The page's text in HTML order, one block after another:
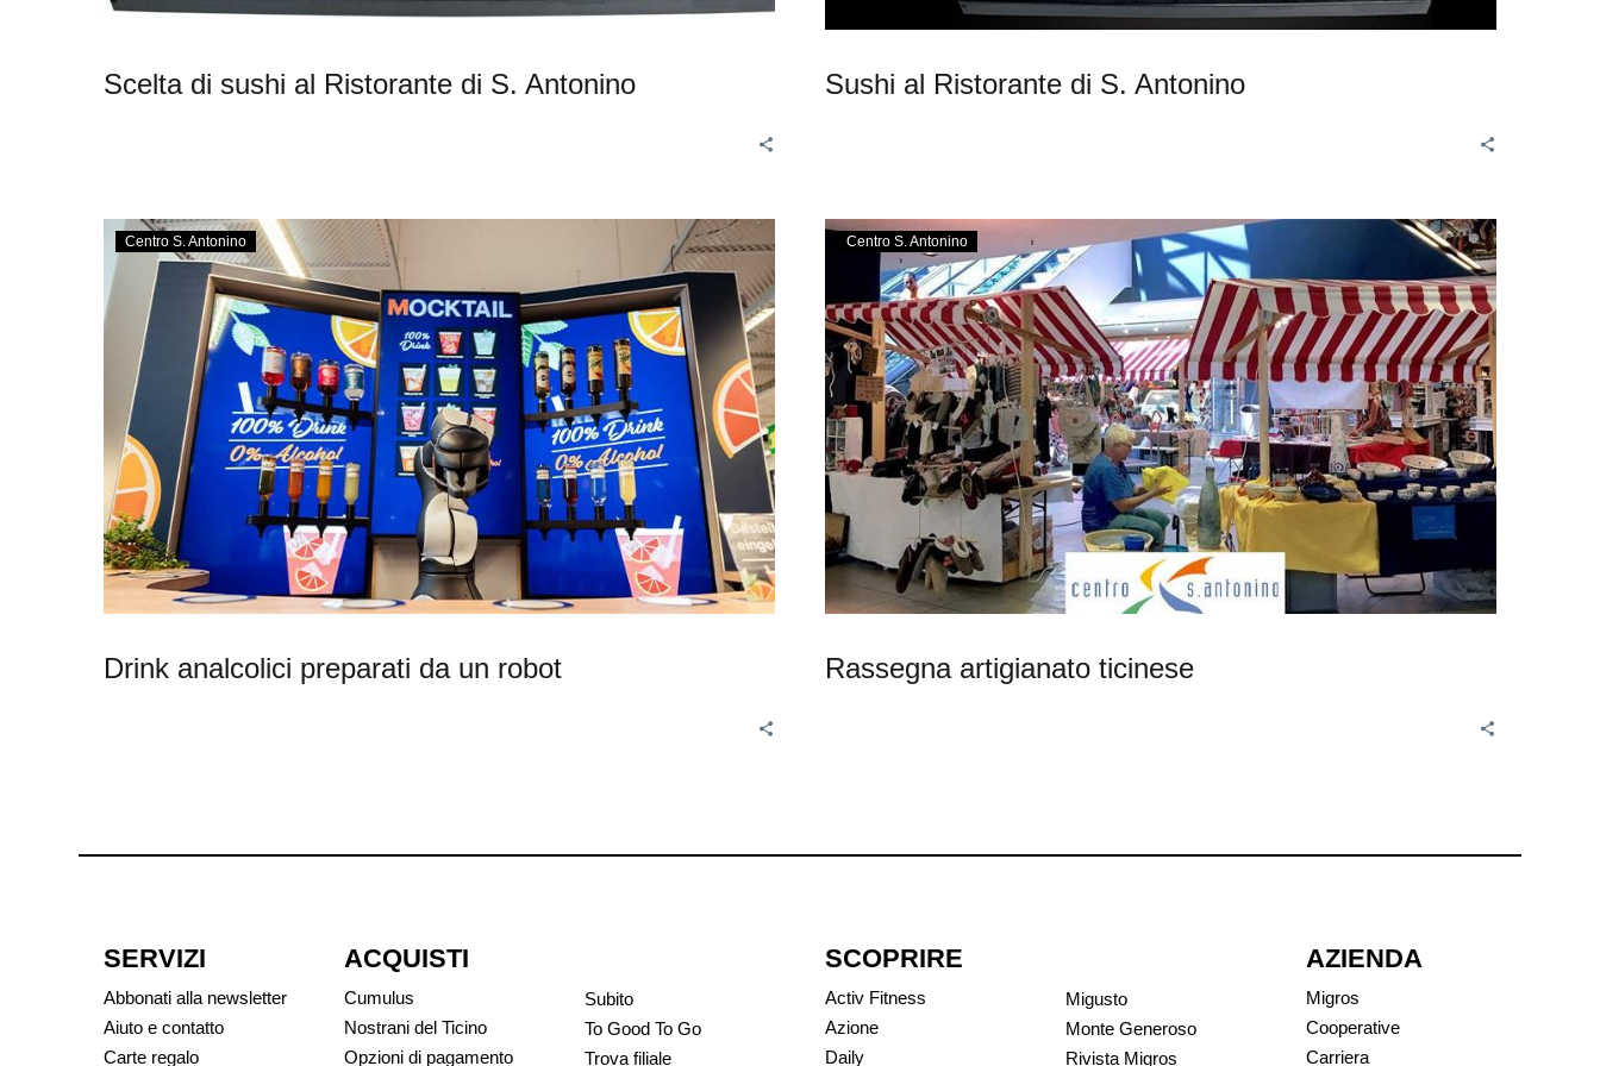
Scelta di sushi al Ristorante di S. Antonino Sushi al Ristorante di S. Antonino
preparati
da
un
robot
Centro S. Antonino
Drink analcolici preparati da un robot
Rassegna
artigianato
ticinese
Centro S. Antonino
Rassegna artigianato ticinese
SERVIZI
Abbonati alla newsletter
Aiuto e contatto
Carte regalo
ACQUISTI
Cumulus
Nostrani del Ticino
Opzioni di pagamento
Subito
To Good To Go
Trova filiale
SCOPRIRE
Activ Fitness
Azione
Daily
Migusto
Monte Generoso
Rivista Migros
AZIENDA
Migros
Cooperative
Carriera